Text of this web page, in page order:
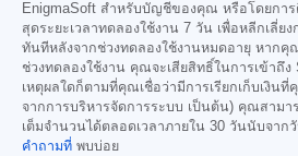
EnigmaSoft สำหรับบัญชีของคุณ หรือโดยกา
สุดระยะเวลาทดลองใช้งาน 7 วัน เพื่อหลีกเลี่ยง
ทันทีหลังจากช่วงทดลองใช้งานหมดอายุ หากคุ
ช่วงทดลองใช้งาน คุณจะเสียสิทธิ์ในการเข้าถึ
เหตุผลใดก็ตามที่คุณเชื่อว่ามีการเรียกเก็บเงิน
จากการบริหารจัดการระบบ เป็นต้น) คุณสามา
เต็มจำนวนได้ตลอดเวลาภายใน 30 วันนับจากวั
คำถามที่ พบบ่อย